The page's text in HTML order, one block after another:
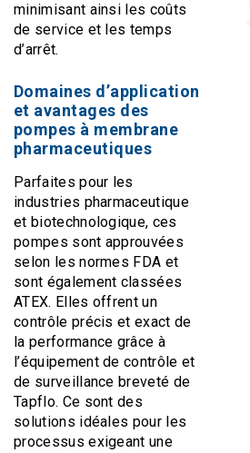
minimisant ainsi les coûts
de service et les temps
d’arrêt.
Domaines d’application
et avantages des
pompes à membrane
pharmaceutiques
Parfaites pour les
industries pharmaceutique
et biotechnologique, ces
pompes sont approuvées
selon les normes FDA et
sont également classées
ATEX. Elles offrent un
contrôle précis et exact de
la performance grâce à
l’équipement de contrôle et
de surveillance breveté de
Tapflo. Ce sont des
solutions idéales pour les
processus exigeant une